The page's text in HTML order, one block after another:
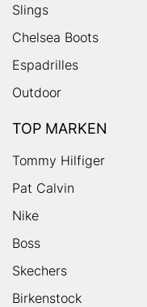
Slings
Chelsea Boots
Espadrilles
Outdoor
TOP MARKEN
Tommy Hilfiger
Pat Calvin
Nike
Boss
Skechers
Birkenstock